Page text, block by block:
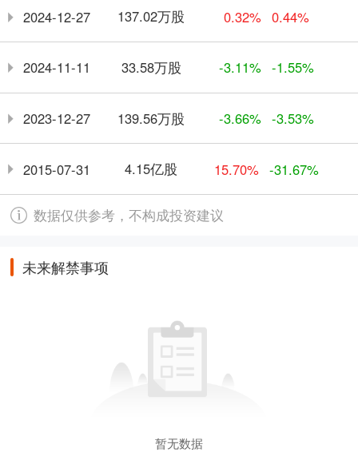
2024-12-27 137.02万股 0.32% 0.44%
2024-11-11 33.58万股 -3.11% -1.55%
2023-12-27 139.56万股 -3.66% -3.53%
2015-07-31 4.15亿股 15.70% -31.67%
数据仅供参考，不构成投资建议
未来解禁事项
暂无数据